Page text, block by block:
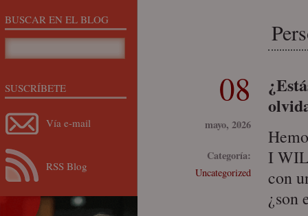
08
mayo, 2026
Categoría:
Uncategorized
I
con
¿son
BUSCAR EN EL BLOG
SUSCRÍBETE
Vía e-mail
RSS Blog